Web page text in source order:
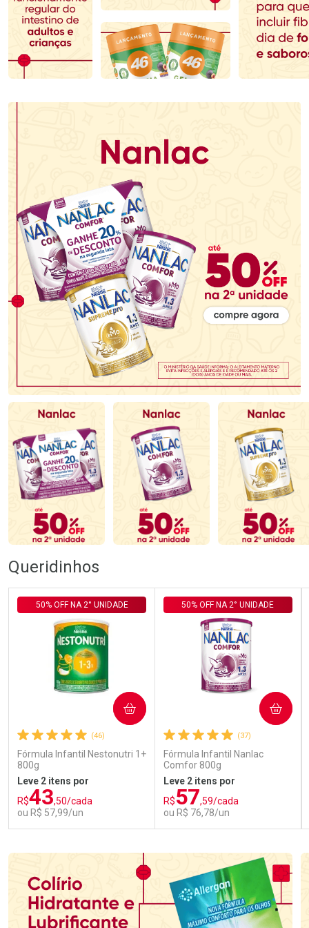
Comprar sem Desconto
Por R$ 123,29/cada
Comprar sem Desconto
Por R$ 123,29/cada
Comprar sem Desconto
Por R$ 279,90/cada
Comprar sem Desconto
Por R$ 279,90/cada
Queridinhos
(46)
Fórmula Infantil Nestonutri 1+
800g
50% OFF NA 2° UNIDADE
Leve 2 itens por
R$43,50/cada
ou R$ 57,99/un
COMPRAR
(37)
Fórmula Infantil Nanlac
Comfor 800g
50% OFF NA 2° UNIDADE
Leve 2 itens por
R$57,59/cada
ou R$ 76,78/un
COMPRAR
Laboratório
Por Menos